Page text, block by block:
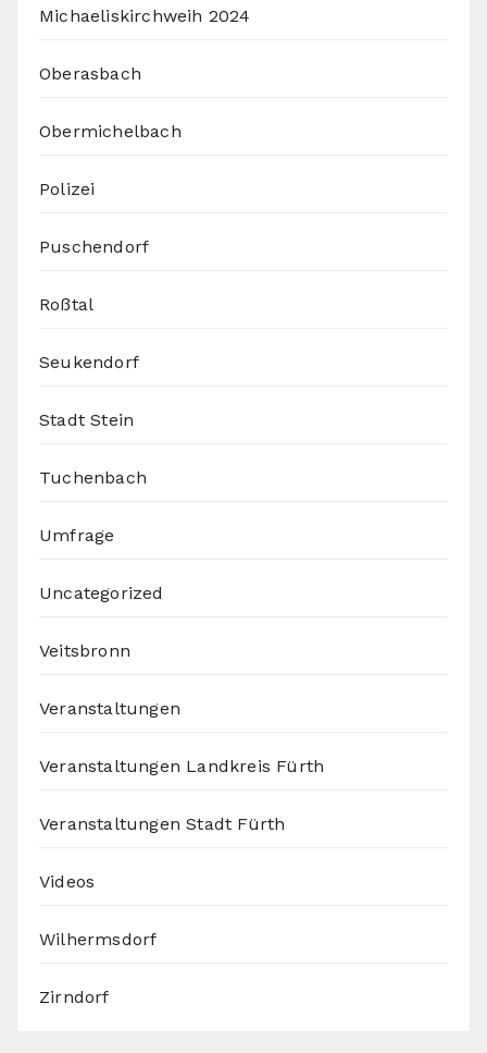
Michaeliskirchweih 2024
Oberasbach
Obermichelbach
Polizei
Puschendorf
Roßtal
Seukendorf
Stadt Stein
Tuchenbach
Umfrage
Uncategorized
Veitsbronn
Veranstaltungen
Veranstaltungen Landkreis Fürth
Veranstaltungen Stadt Fürth
Videos
Wilhermsdorf
Zirndorf